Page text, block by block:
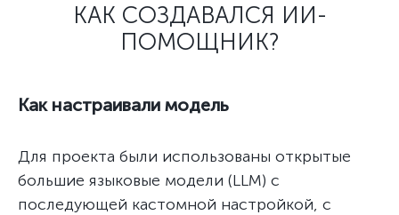
КАК СОЗДАВАЛСЯ ИИ-
ПОМОЩНИК?
Как настраивали модель
Для проекта были использованы открытые
большие языковые модели (LLM) с
последующей кастомной настройкой, с